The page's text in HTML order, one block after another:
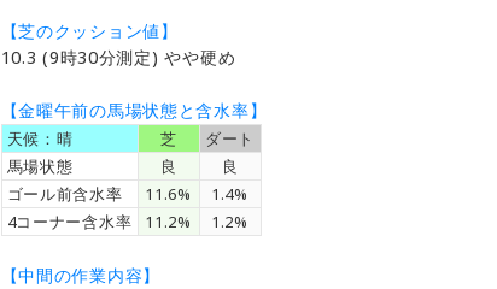
【芝のクッション値】
10.3 (9時30分測定) やや硬め
【金曜午前の馬場状態と含水率】
天候：晴 芝
ダート
馬場状態
良
良
ゴール前含水率
11.6%
1.4%
4コーナー含水率
11.2% 1.2%
【中間の作業内容】